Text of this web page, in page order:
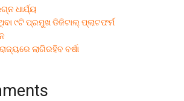
ଧାର୍ଯ୍ୟ
୯ଟି ପ୍ରମୁଖ ଡିଜିଟାଲ୍ ପ୍ଲାଟଫର୍ମ
ଲାଗିରହିବ ବର୍ଷା